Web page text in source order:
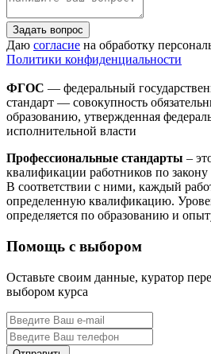
Задать вопрос
Даю согласие на обработку
Политики конфиденциальности
ФГОС — федеральный
стандарт — совокупность
образованию, утвержденная
исполнительной власти
Профессиональные стандарты –
квалификации работников по
В соответствии с ними, каждый
определенную квалификацию.
определяется по образованию и
Помощь с выбором
Оставьте своим данные, куратор
выбором курса